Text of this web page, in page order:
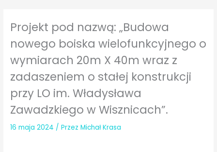
Projekt pod nazwą: „Budowa
nowego boiska wielofunkcyjnego o
wymiarach 20m X 40m wraz z
zadaszeniem o stałej konstrukcji
przy LO im. Władysława
Zawadzkiego w Wisznicach”.
16 maja 2024 / PrzezMichał Krasa